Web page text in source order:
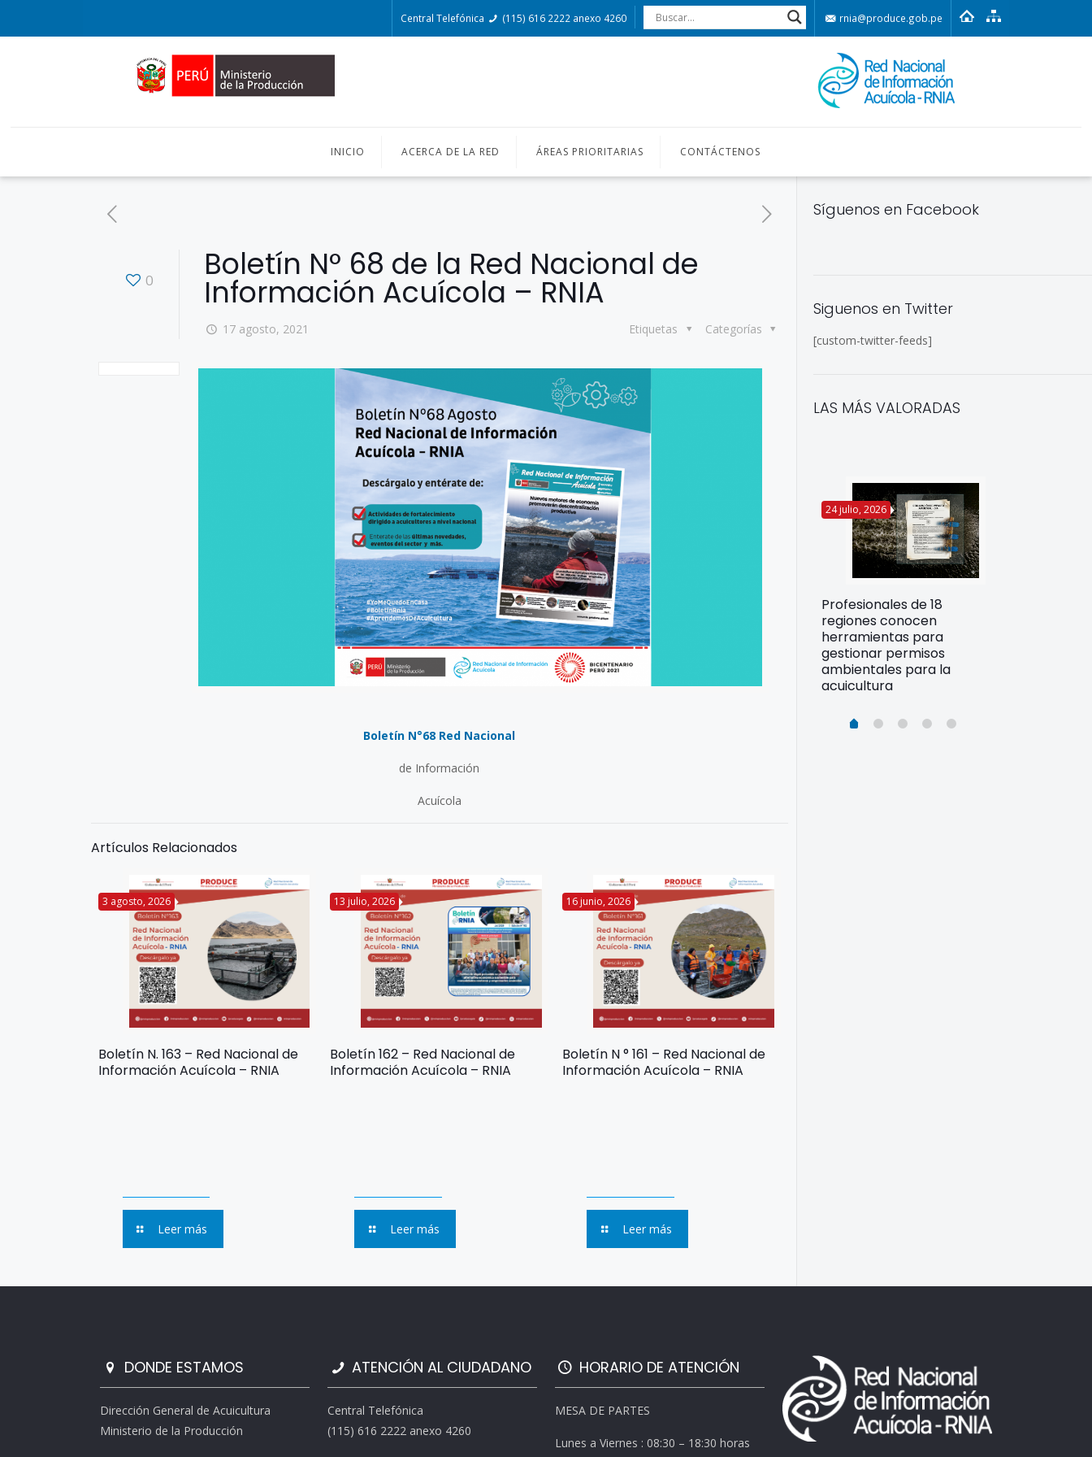
Central Telefónica (115) 616 2222 anexo 4260 rnia@produce.gob.pe
INICIO ACERCA DE LA RED ÁREAS PRIORITARIAS CONTÁCTENOS
0 Boletín N° 68 de la Red Nacional de
Información Acuícola – RNIA
17 agosto, 2021 Categorías
Etiquetas
Boletín N°68 Red Nacional
de Información
Acuícola
Artículos Relacionados
3 agosto, 2026
Boletín N. 163 – Red Nacional de
Información Acuícola – RNIA
Leer más
13 julio, 2026
Boletín 162 – Red Nacional de
Información Acuícola – RNIA
Leer más
16 junio, 2026
Boletín N ° 161 – Red Nacional de
Información Acuícola – RNIA
Leer más
Síguenos en Facebook
Siguenos en Twitter
[custom-twitter-feeds]
LAS MÁS VALORADAS
Más de 30 expertos
generan acuerdos para
lograr acuicultura
sostenible y resiliente en
24 julio, 2026
Profesionales de 18
regiones conocen
herramientas para
gestionar permisos
ambientales para la
acuicultura
DONDE ESTAMOS
Dirección General de Acuicultura
Ministerio de la Producción
ATENCIÓN AL CIUDADANO
Central Telefónica
(115) 616 2222 anexo 4260
HORARIO DE ATENCIÓN
MESA DE PARTES
Lunes a Viernes : 08:30 – 18:30 horas